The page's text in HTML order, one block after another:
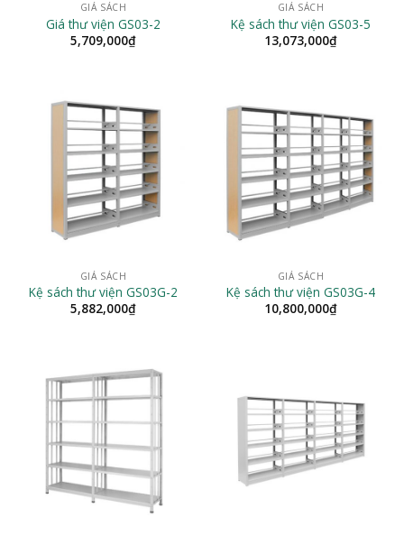
GIÁ SÁCH
Giá thư viện GS03-2
5,709,000₫
GIÁ SÁCH
Kệ sách thư viện GS03-5
13,073,000₫
GIÁ SÁCH
Kệ sách thư viện GS03G-2
5,882,000₫
GIÁ SÁCH
Kệ sách thư viện GS03G-4
10,800,000₫